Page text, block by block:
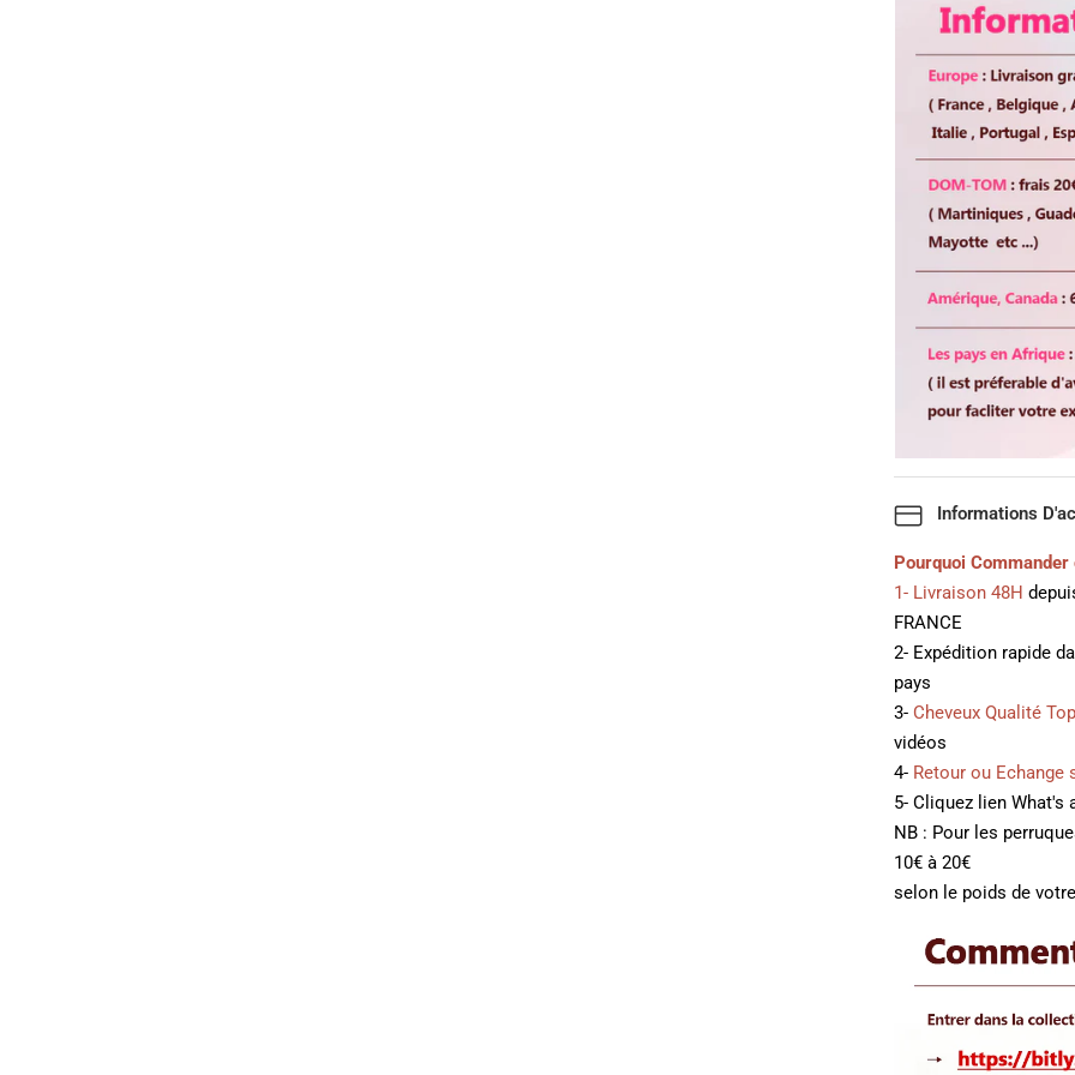
Informations
Pourquoi Commander
1- Livraison 48H
FRANCE
2- Expédition rapide
pays
3- Cheveux Qualité
vidéos
4- Retour ou
5- Cliquez lien
NB : Pour les
10€ à 20€
selon le poids de